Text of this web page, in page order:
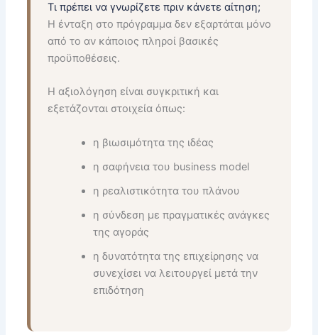
Τι πρέπει να γνωρίζετε πριν κάνετε αίτηση;
Η ένταξη στο πρόγραμμα δεν εξαρτάται μόνο
από το αν κάποιος πληροί βασικές
προϋποθέσεις.
Η αξιολόγηση είναι συγκριτική και
εξετάζονται στοιχεία όπως:
η βιωσιμότητα της ιδέας
η σαφήνεια του business model
η ρεαλιστικότητα του πλάνου
η σύνδεση με πραγματικές ανάγκες
της αγοράς
η δυνατότητα της επιχείρησης να
συνεχίσει να λειτουργεί μετά την
επιδότηση